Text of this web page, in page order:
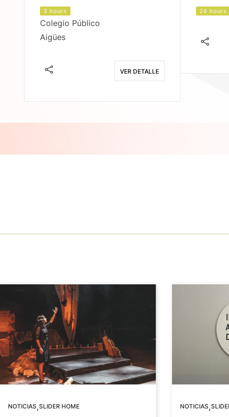
3 hours
Colegio Público
Aigües
VER DETALLE
26 hours
NOTICIAS,SLIDER HOME NOTICIAS,